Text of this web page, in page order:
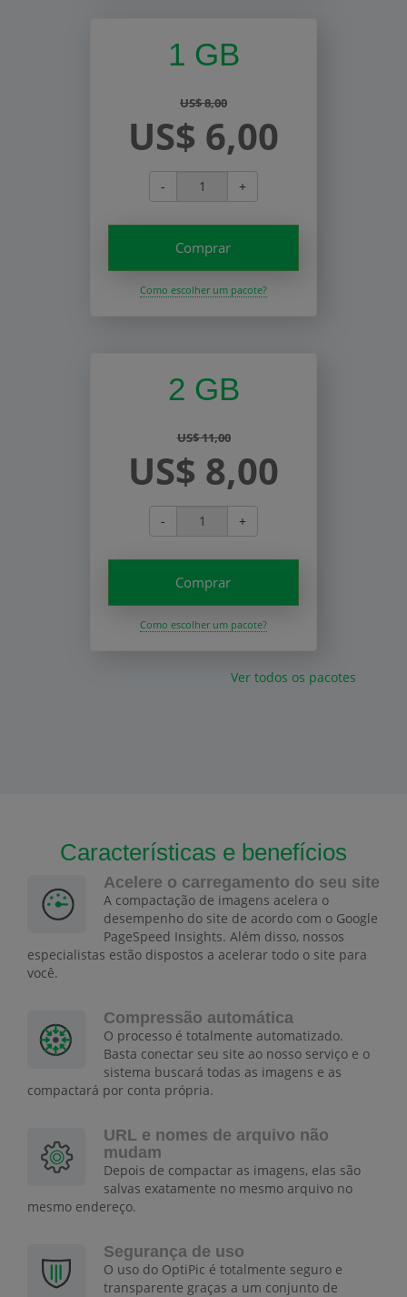
1 GB
US$ 8,00
US$ 6,00
- +
Comprar
Como escolher um pacote?
2 GB
US$ 11,00
US$ 8,00
- +
Comprar
Como escolher um pacote?
Ver todos os pacotes
Características e benefícios
Acelere o carregamento do seu site
A compactação de imagens acelera o
desempenho do site de acordo com o Google
PageSpeed Insights. Além disso, nossos
especialistas estão dispostos a acelerar todo o site para
você.
Compressão automática
O processo é totalmente automatizado.
Basta conectar seu site ao nosso serviço e o
sistema buscará todas as imagens e as
compactará por conta própria.
URL e nomes de arquivo não
mudam
Depois de compactar as imagens, elas são
salvas exatamente no mesmo arquivo no
mesmo endereço.
Segurança de uso
O uso do OptiPic é totalmente seguro e
transparente graças a um conjunto de